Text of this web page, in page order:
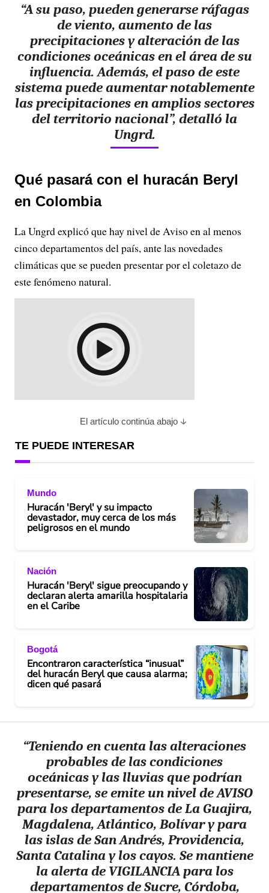
“A su paso, pueden generarse ráfagas
de viento, aumento de las
precipitaciones y alteración de las
condiciones oceánicas en el área de su
influencia. Además, el paso de este
sistema puede aumentar notablemente
las precipitaciones en amplios sectores
del territorio nacional”, detalló la
Ungrd.
Qué pasará con el huracán Beryl
en Colombia
La Ungrd explicó que hay nivel de Aviso en al menos
cinco departamentos del país, ante las novedades
climáticas que se pueden presentar por el coletazo de
este fenómeno natural.
El artículo continúa abajo
TE PUEDE INTERESAR
Mundo
Huracán 'Beryl' y su impacto
devastador, muy cerca de los más
peligrosos en el mundo
Nación
Huracán 'Beryl' sigue preocupando y
declaran alerta amarilla hospitalaria
en el Caribe
Bogotá
Encontraron característica “inusual”
del huracán Beryl que causa alarma;
dicen qué pasará
“Teniendo en cuenta las alteraciones
probables de las condiciones
oceánicas y las lluvias que podrían
presentarse, se emite un nivel de AVISO
para los departamentos de La Guajira,
Magdalena, Atlántico, Bolívar y para
las islas de San Andrés, Providencia,
Santa Catalina y los cayos. Se mantiene
la alerta de VIGILANCIA para los
departamentos de Sucre, Córdoba,